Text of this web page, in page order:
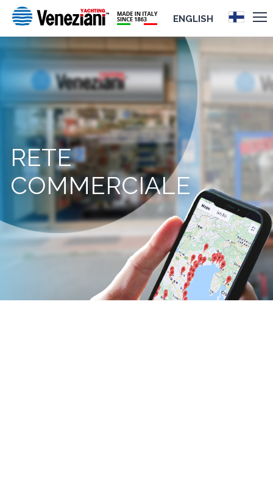
ENGLISH
RETE
COMMERCIALE